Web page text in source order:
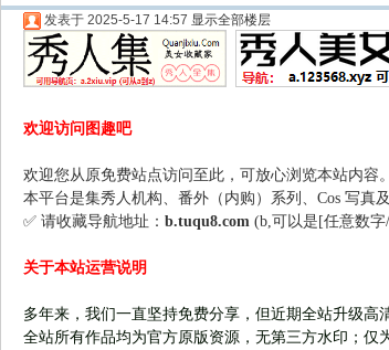
趣
发表于 2025-5-17 14:57 显示全部楼层
欢迎访问图趣吧
欢迎您从原免费站点访问至此，可放心浏览本站内容
本平台是集秀人机构、番外（内购）系列、Cos 写真
✅ 请收藏导航地址： b.tuqu8.com (b,可以是[任意数字
关于本站运营说明
多年来，我们一直坚持免费分享，但近期全站升级高
全站所有作品均为官方原版资源，无第三方水印；仅